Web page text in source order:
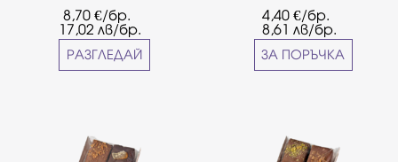
''Callebaut'' и бадем. Грамаж:
0,170 кг
8,70 €/бр.
17,02лв/бр.
РАЗГЛЕДАЙ
4,40 €/бр.
8,61 лв/бр.
ЗА ПОРЪЧКА